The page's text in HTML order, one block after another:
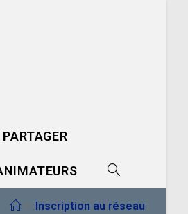
PARTAGER
TOGGLE
WEBSITE
Inscription au réseau